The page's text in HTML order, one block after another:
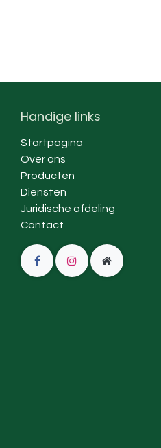
Handige links
Startpagina
Over ons
Producten
Diensten
Juridische afdeling
Contact